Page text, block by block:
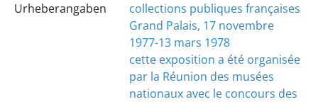
Urheberangaben
collections publiques françaises
Grand Palais, 17 novembre
1977-13 mars 1978
cette exposition a été organisée
par la Réunion des musées
nationaux avec le concours des